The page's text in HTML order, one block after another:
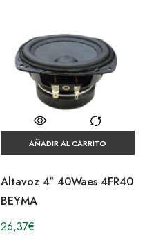
AÑADIR AL CARRITO
Altavoz 4″ 40Waes 4FR40
BEYMA
26,37€